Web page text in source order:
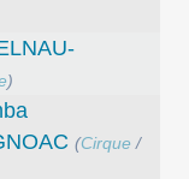
)
(Cirque/